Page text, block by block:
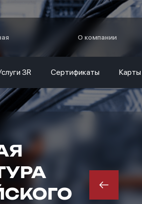
О компании
3R Сертификаты